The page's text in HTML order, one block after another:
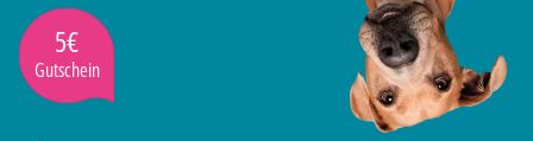
5€
Gutschein